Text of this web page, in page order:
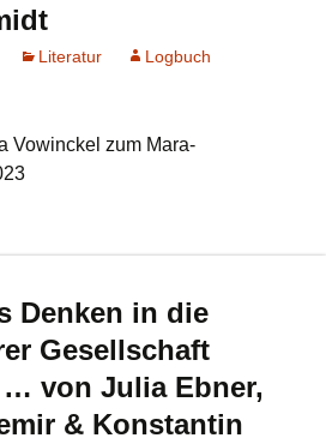
Literatur
Logbuch
Vowinckel zum Mara-
Denken in die
Gesellschaft
von Julia Ebner,
& Konstantin